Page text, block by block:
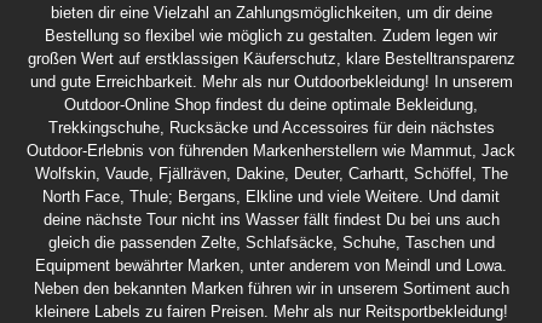
bieten dir eine Vielzahl an Zahlungsmöglichkeiten, um dir deine
Bestellung so flexibel wie möglich zu gestalten. Zudem legen wir
großen Wert auf erstklassigen Käuferschutz, klare Bestelltransparenz
und gute Erreichbarkeit. Mehr als nur Outdoorbekleidung! In unserem
Outdoor-Online Shop findest du deine optimale Bekleidung,
Trekkingschuhe, Rucksäcke und Accessoires für dein nächstes
Outdoor-Erlebnis von führenden Markenherstellern wie Mammut, Jack
Wolfskin, Vaude, Fjällräven, Dakine, Deuter, Carhartt, Schöffel, The
North Face, Thule; Bergans, Elkline und viele Weitere. Und damit
deine nächste Tour nicht ins Wasser fällt findest Du bei uns auch
gleich die passenden Zelte, Schlafsäcke, Schuhe, Taschen und
Equipment bewährter Marken, unter anderem von Meindl und Lowa.
Neben den bekannten Marken führen wir in unserem Sortiment auch
kleinere Labels zu fairen Preisen. Mehr als nur Reitsportbekleidung!